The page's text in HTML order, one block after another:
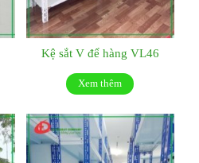
Kệ sắt V để hàng VL46
Xem thêm